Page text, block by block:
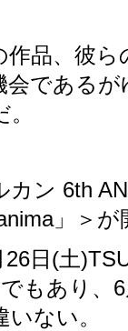
品、 彼ら
会である
カン 6th
」＞が
26日 (土
もあり、 6
ない。